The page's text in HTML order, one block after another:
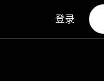
登录